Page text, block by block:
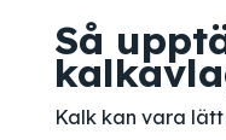
Så
Kalk kan vara